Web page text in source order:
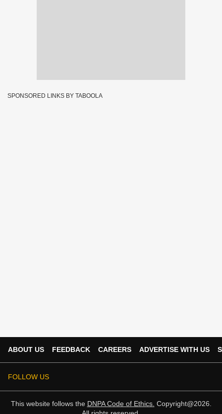
SPONSORED LINKS BY TABOOLA
ABOUT US FEEDBACK CAREERS ADVERTISE WITH US
FOLLOW US
This website follows the DNPA Code of Ethics. Copyright@2026.